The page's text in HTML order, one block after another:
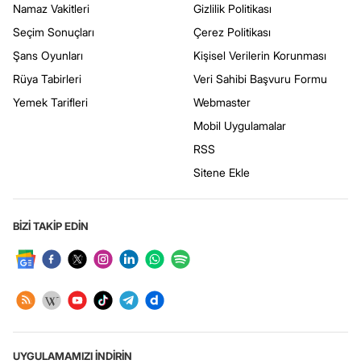
Namaz Vakitleri
Seçim Sonuçları
Şans Oyunları
Rüya Tabirleri
Yemek Tarifleri
Gizlilik Politikası
Çerez Politikası
Kişisel Verilerin Korunması
Veri Sahibi Başvuru Formu
Webmaster
Mobil Uygulamalar
RSS
Sitene Ekle
BİZİ TAKİP EDİN
UYGULAMAMIZI İNDİRİN